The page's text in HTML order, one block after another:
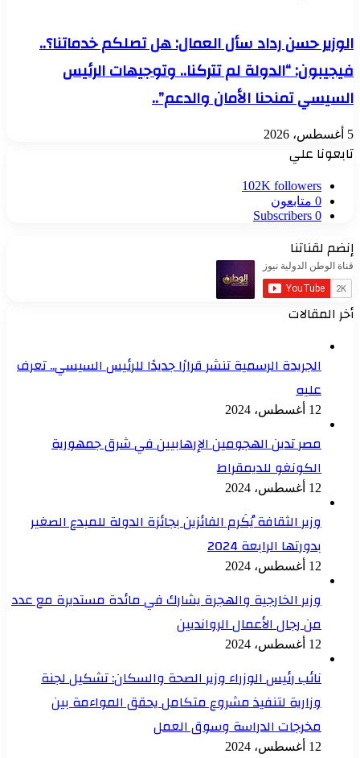
الوزير حسن رداد سأل العمال: هل تصلكم خدماتنا؟..
فيجيبون: “الدولة لم تتركنا.. وتوجيهات الرئيس
السيسي تمنحنا الأمان والدعم”..
5 أغسطس، 2026
تابعونا علي
102K followers
0 متابعون
0
Subscribers
إنضم لقناتنا
أخر المقالات
الجريدة الرسمية تنشر قرارًا جديدًا للرئيس السيسي.. تعرف
عليه
12 أغسطس، 2024
مصر تدين الهجومين الإرهابيين في شرق جمهورية
الكونغو للديمقراط
12 أغسطس، 2024
وزير الثقافة يُكَرم الفائزين بجائزة الدولة للمبدع الصغير
بدورتها الرابعة 2024
12 أغسطس، 2024
وزير الخارجية والهجرة يشارك في مائدة مستديرة مع عدد
من رجال الأعمال الروانديين
12 أغسطس، 2024
نائب رئيس الوزراء وزير الصحة والسكان: تشكيل لجنة
وزارية لتنفيذ مشروع متكامل يحقق المواءمة بين
مخرجات الدراسة وسوق العمل
12 أغسطس، 2024